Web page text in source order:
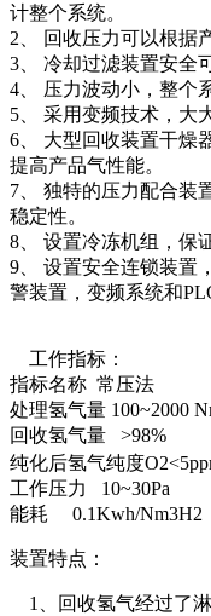
计整个系统。
2、 回收压力可以根据
3、 冷却过滤装置安全
4、 压力波动小，整个
5、 采用变频技术，大
6、 大型回收装置干燥
提高产品气性能。
7、 独特的压力配合装
稳定性。
8、 设置冷冻机组，保
9、 设置安全连锁装置
警装置，变频系统和
工作指标：
指标名称 常压
处理氢气量 100~2000
回收氢气量
纯化后氢气纯度
工作压力 10~30Pa
能耗 0.1Kwh/
装置特点：
1、回收氢气经过了